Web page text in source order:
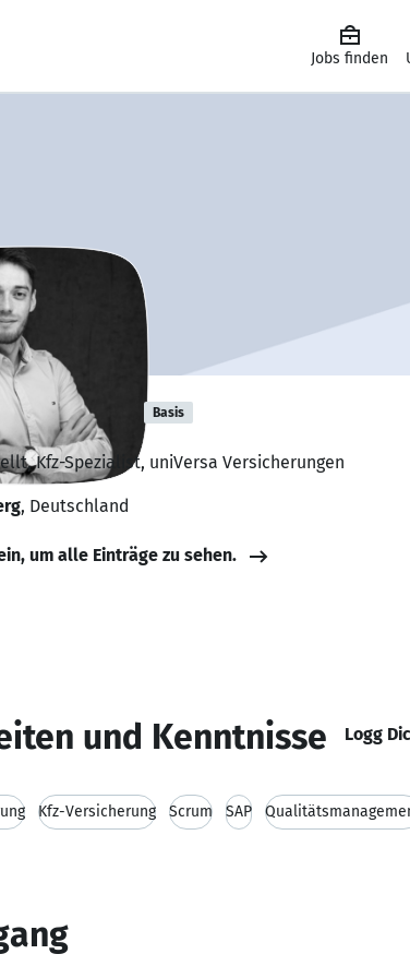
Jobs finden
Kofinas Basis
Kfz-Spezialist, uniVersa Versicherungen
, Deutschland
um alle Einträge zu sehen.
und Kenntnisse Logg
Kfz-Versicherung Scrum SAP